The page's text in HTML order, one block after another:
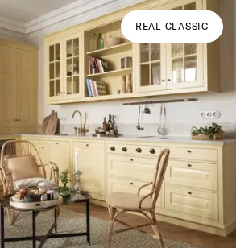
REAL CLASSIC